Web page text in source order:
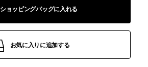
ショッピングバッグに入れる
お気に入りに追加する